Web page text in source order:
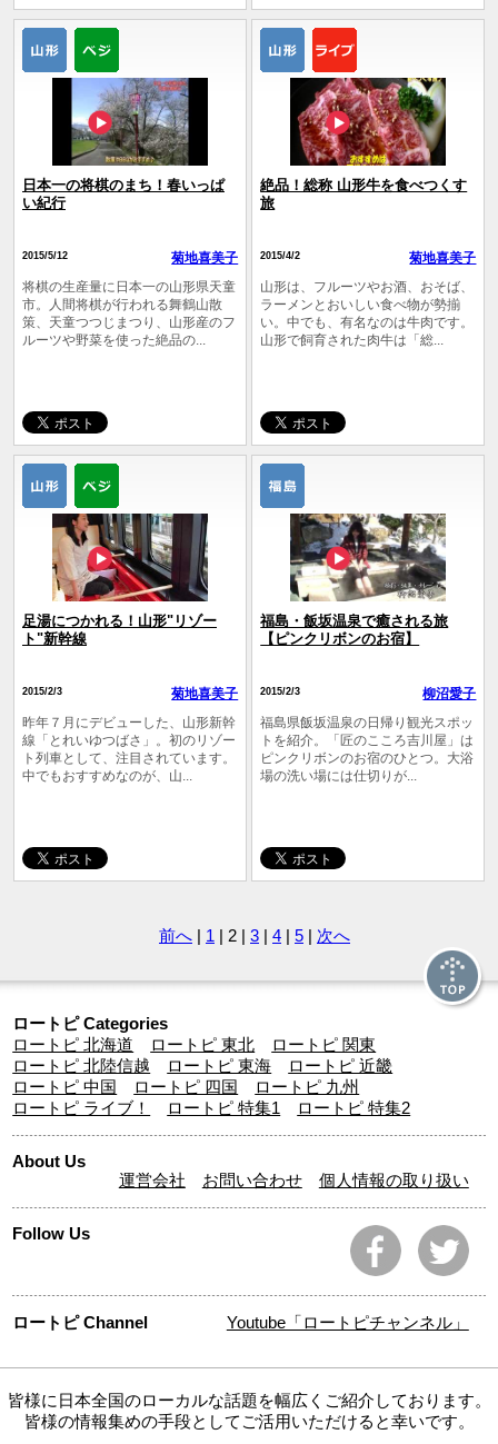
日本一の将棋のまち！春いっぱ
い紀行
2015/5/12
菊地喜美子
将棋の生産量に日本一の山形県天童
市。人間将棋が行われる舞鶴山散
策、天童つつじまつり、山形産のフ
ルーツや野菜を使った絶品の...
絶品！総称 山形牛を食べつくす
旅
2015/4/2
菊地喜美子
山形は、フルーツやお酒、おそば、
ラーメンとおいしい食べ物が勢揃
い。中でも、有名なのは牛肉です。
山形で飼育された肉牛は「総...
足湯につかれる！山形"リゾー
ト"新幹線
2015/2/3
菊地喜美子
昨年７月にデビューした、山形新幹
線「とれいゆつばさ」。初のリゾー
ト列車として、注目されています。
中でもおすすめなのが、山...
福島・飯坂温泉で癒される旅
【ピンクリボンのお宿】
2015/2/3
柳沼愛子
福島県飯坂温泉の日帰り観光スポッ
トを紹介。「匠のこころ吉川屋」は
ピンクリボンのお­宿のひとつ。大浴
場の洗い場には仕切りが...
前へ 1 | 2 | 3 4 5 次へ
ロートピ Categories
ロートピ 北海道
ロートピ 東北
ロートピ 関東
ロートピ 北陸信越
ロートピ 東海
ロートピ 近畿
ロートピ 中国
ロートピ 四国
ロートピ 九州
ロートピ ライブ！
ロートピ 特集1 ロートピ 特集2
About Us
運営会社
お問い合わせ 個人情報の取り扱い
Follow Us
ロートピ Channel Youtube「ロートピチャンネル」
皆様に日本全国のローカルな話題を幅広くご紹介しております。
皆様の情報集めの手段としてご活用いただけると幸いです。